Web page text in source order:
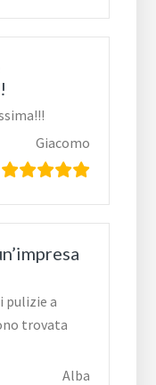
Giacomo
pulizie a
trovata
Alba